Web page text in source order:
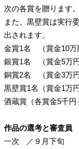
次の各賞を贈ります。
また、黒壁賞は実行
出されます。
金賞1名 （賞金10万
銀賞1名 （賞金5万円
銅賞2名 （賞金3万円
黒壁賞1名（賞金1万円
酒蔵賞（各賞金5千円
作品の選考と審査員
一次
／ ９月下旬